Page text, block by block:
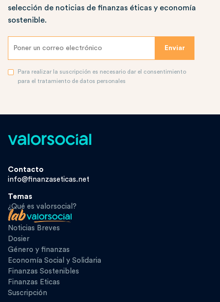
selección de noticias de finanzas éticas y economía
sostenible.
Para realizar la suscripción es necesario dar el consentimiento
para el tratamiento de datos personales
Contacto
info@finanzaseticas.net
Temas
¿Qué es valorsocial?
Noticias Breves
Dosier
Género y finanzas
Economía Social y Solidaria
Finanzas Sostenibles
Finanzas Eticas
Suscripción